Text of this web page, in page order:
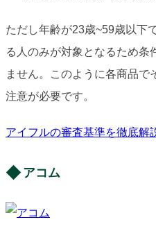
ただし年齢が23歳~59歳以下
る人のみが対象となるため条
ません。このように各商品
注意が必要です。
アイフルの審査基準を徹底解
アコム